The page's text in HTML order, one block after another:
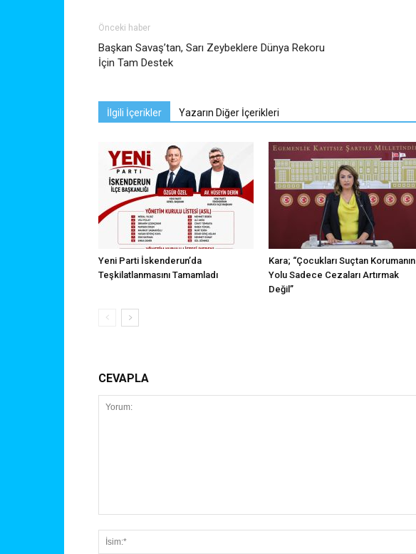
Önceki haber
Başkan Savaş’tan, Sarı Zeybeklere Dünya Rekoru
İçin Tam Destek
İlgili İçerikler Yazarın Diğer İçerikleri
Yeni Parti İskenderun’da
Teşkilatlanmasını Tamamladı
Kara; “Çocukları Suçtan Korumanın
Yolu Sadece Cezaları Artırmak
Değil”
CEVAPLA